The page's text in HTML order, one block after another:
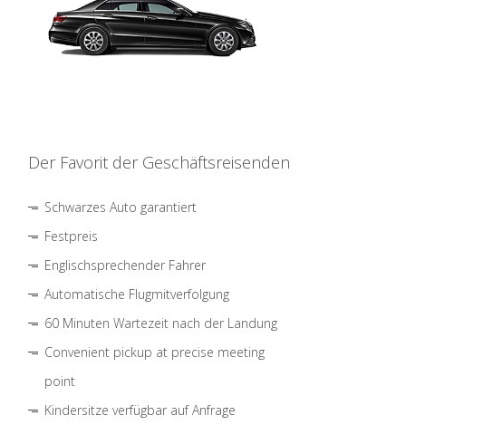
Der Favorit der Geschäftsreisenden
Schwarzes Auto garantiert
Festpreis
Englischsprechender Fahrer
Automatische Flugmitverfolgung
60 Minuten Wartezeit nach der Landung
Convenient pickup at precise meeting
point
Kindersitze verfügbar auf Anfrage